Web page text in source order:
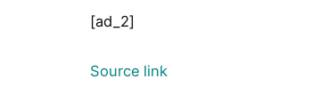
[ad_2]
Source link